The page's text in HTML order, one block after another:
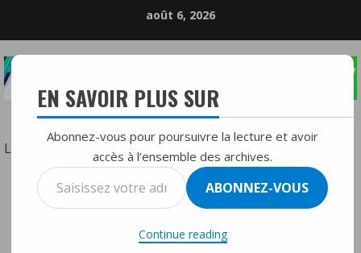
content
août 6, 2026
LA RÉFÉRENCE DE LA RADIO DIFFUSION
Lire la suite
Panne
géante
d’électricitéRTVMFMY+
EN SAVOIR PLUS SUR
Abonnez-vous pour poursuivre la lecture et avoir
accès à l’ensemble des archives.
Saisissez
votre
ABONNEZ-VOUS
Continue reading